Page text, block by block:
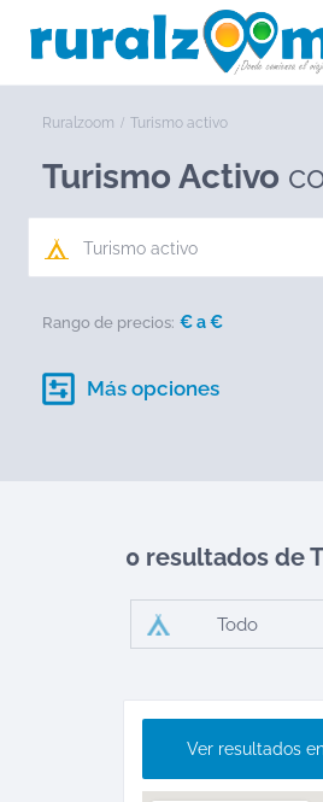
Ruralzoom Turismo activo
Turismo Activo
Turismo activo
Rango de precios: € a€
Más opciones
0 resultados de
Todo
Ver resultados